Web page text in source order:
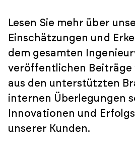
Lesen Sie mehr über
Einschätzungen und
dem gesamten
veröffentlichen Beiträge
aus den unterstützten
internen Überlegungen
Innovationen und
unserer Kunden.